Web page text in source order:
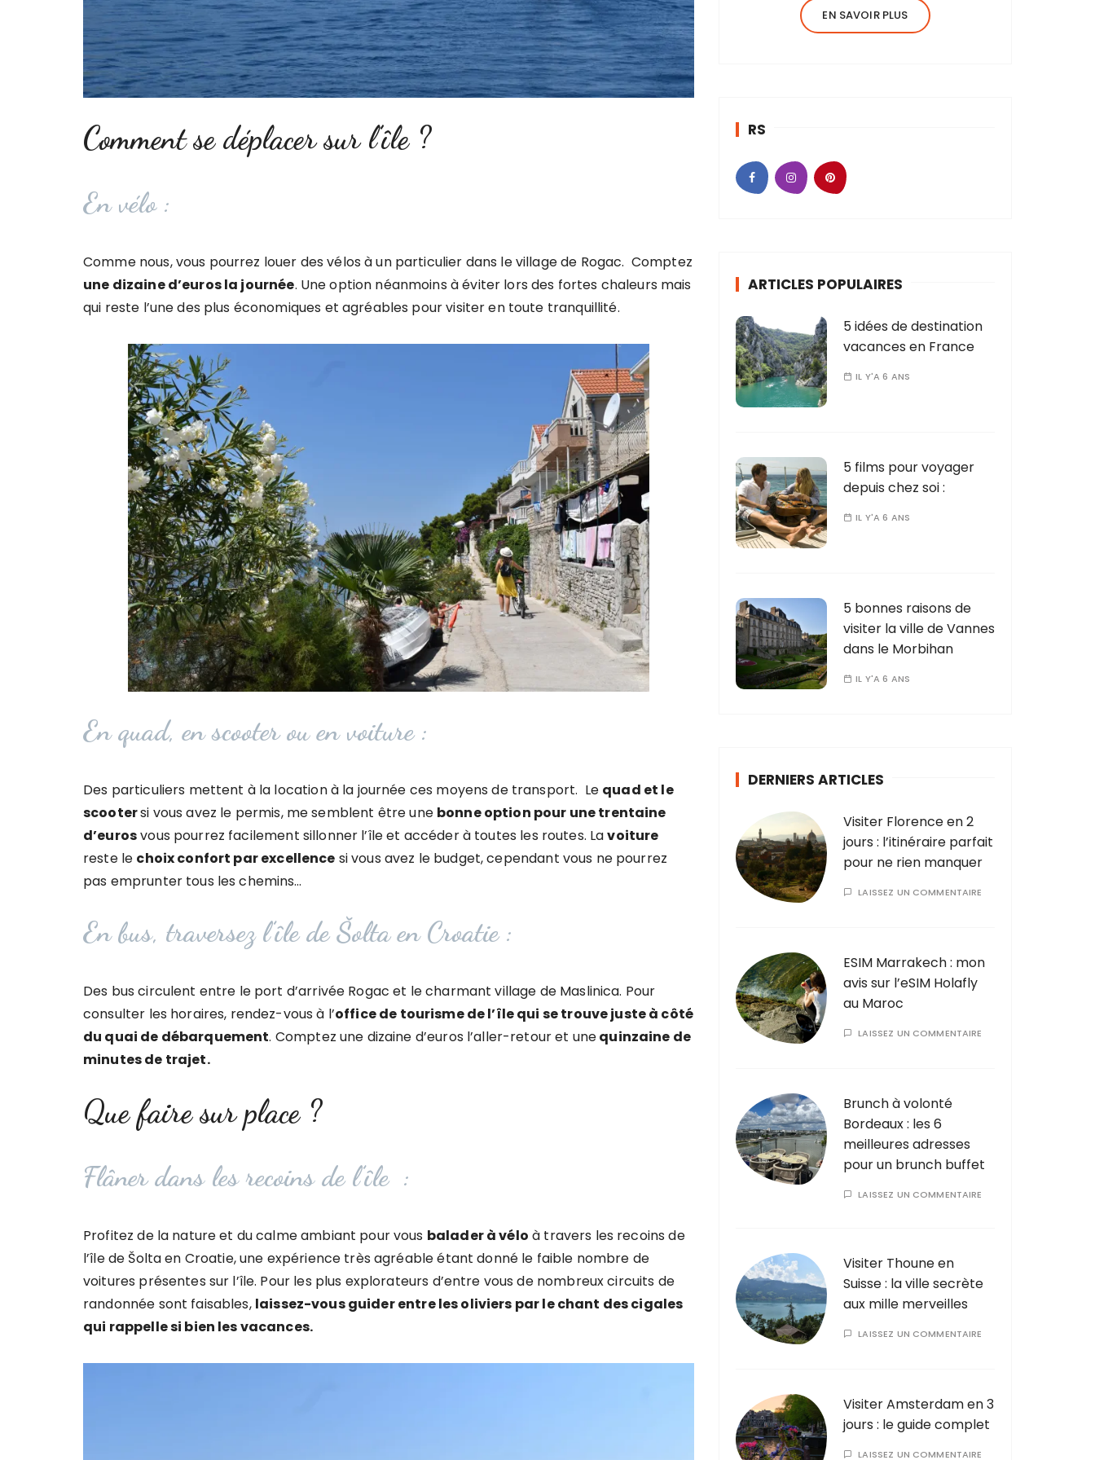
Comment se déplacer sur l’île ?
En vélo :
Comme nous, vous pourrez louer des vélos à un particulier dans le village de Rogac. Comptez
une dizaine d’euros la journée. Une option néanmoins à éviter lors des fortes chaleurs mais
qui reste l’une des plus économiques et agréables pour visiter en toute tranquillité.
En quad, en scooter ou en voiture :
Des particuliers mettent à la location à la journée ces moyens de transport. Le quad et le
scootersi vous avez le permis, me semblent être une bonne option pour une trentaine
d’eurosvous pourrez facilement sillonner l’île et accéder à toutes les routes. Lavoiture
reste le choix confort par excellence si vous avez le budget, cependant vous ne pourrez
pas emprunter tous les chemins…
En bus, traversez l’île de Šolta en Croatie :
Des bus circulent entre le port d’arrivée Rogac et le charmant village de Maslinica. Pour
consulter les horaires, rendez-vous à l’office de tourisme de l’île qui se trouve juste à côté
du quai de débarquement. Comptez une dizaine d’euros l’aller-retour et unequinzaine de
minutes de trajet.
Que faire sur place ?
Flâner dans les recoins de l’île :
Profitez de la nature et du calme ambiant pour vous balader à vélo à travers les recoins de
l’île de Šolta en Croatie, une expérience très agréable étant donné le faible nombre de
voitures présentes sur l’île. Pour les plus explorateurs d’entre vous de nombreux circuits de
randonnée sont faisables, laissez-vous guider entre les oliviers par le chant des cigales
qui rappelle si bien les vacances.
EN SAVOIR PLUS
RS
ARTICLES POPULAIRES
5 idées de destination
vacances en France
IL Y'A 6 ANS
5 films pour voyager
depuis chez soi :
IL Y'A 6 ANS
5 bonnes raisons de
visiter la ville de Vannes
dans le Morbihan
IL Y'A 6 ANS
DERNIERS ARTICLES
Visiter Florence en 2
jours : l’itinéraire parfait
pour ne rien manquer
LAISSEZ UN COMMENTAIRE
ESIM Marrakech : mon
avis sur l’eSIM Holafly
au Maroc
LAISSEZ UN COMMENTAIRE
Brunch à volonté
Bordeaux : les 6
meilleures adresses
pour un brunch buffet
LAISSEZ UN COMMENTAIRE
Visiter Thoune en
Suisse : la ville secrète
aux mille merveilles
LAISSEZ UN COMMENTAIRE
Visiter Amsterdam en 3
jours : le guide complet
LAISSEZ UN COMMENTAIRE